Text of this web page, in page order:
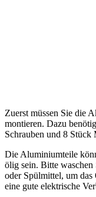
Zuerst müssen Sie die
montieren. Dazu
Schrauben und 8 Stück
Die Aluminiumteile
ölig sein. Bitte
oder Spülmittel, um das
eine gute elektrische